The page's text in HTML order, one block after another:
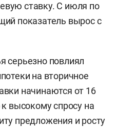
ставку. С июля по
показатель вырос с
серьезно повлиял
на вторичное
начинаются от 16
высокому спросу на
предложения и росту